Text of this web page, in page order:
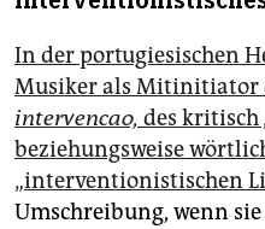
In der portugiesischen
Musiker als Mitinitiator
intervencao, des kritisch
beziehungsweise
„interventionistischen
Umschreibung, wenn